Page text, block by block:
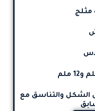
مثلج
الشكل والتناسق مع